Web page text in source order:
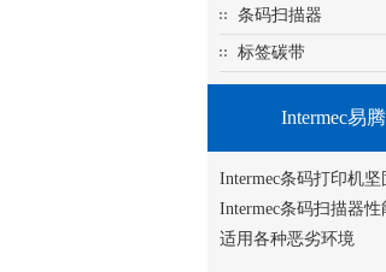
条码扫描器
标签碳带
Intermec易
Intermec条码打印机坚
Intermec条码扫描器性
适用各种恶劣环境